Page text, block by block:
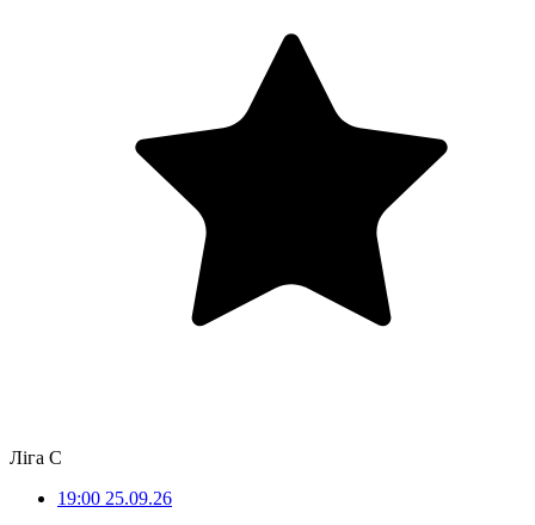
Ліга С
19:00 25.09.26